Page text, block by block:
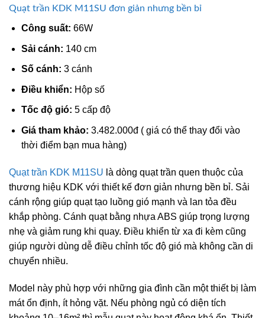
Quạt trần KDK M11SU đơn giản nhưng bền bỉ
Công suất: 66W
Sải cánh: 140 cm
Số cánh: 3 cánh
Điều khiển: Hộp số
Tốc độ gió: 5 cấp độ
Giá tham khảo: 3.482.000đ ( giá có thể thay đổi vào
thời điểm bạn mua hàng)
Quạt trần KDK M11SU là dòng quạt trần quen thuộc của
thương hiệu KDK với thiết kế đơn giản nhưng bền bỉ. Sải
cánh rộng giúp quạt tạo luồng gió mạnh và lan tỏa đều
khắp phòng. Cánh quạt bằng nhựa ABS giúp trọng lượng
nhẹ và giảm rung khi quay. Điều khiển từ xa đi kèm cũng
giúp người dùng dễ điều chỉnh tốc độ gió mà không cần di
chuyển nhiều.
Model này phù hợp với những gia đình cần một thiết bị làm
mát ổn định, ít hỏng vặt. Nếu phòng ngủ có diện tích